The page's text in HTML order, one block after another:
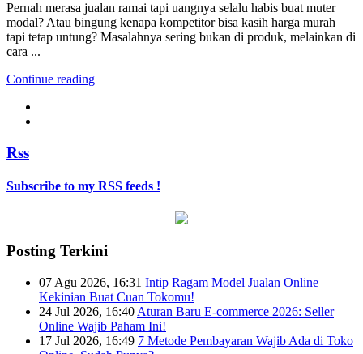
Jual
Produk
Biar
Pernah merasa jualan ramai tapi uangnya selalu habis buat muter
modal? Atau bingung kenapa kompetitor bisa kasih harga murah
tapi tetap untung? Masalahnya sering bukan di produk, melainkan di
cara ...
Continue reading
Rss
Subscribe to my RSS feeds !
Posting Terkini
07 Agu 2026, 16:31 Intip Ragam Model Jualan Online
Kekinian Buat Cuan Tokomu!
24 Jul 2026, 16:40 Aturan Baru E-commerce 2026: Seller
Online Wajib Paham Ini!
17 Jul 2026, 16:49 7 Metode Pembayaran Wajib Ada di Toko